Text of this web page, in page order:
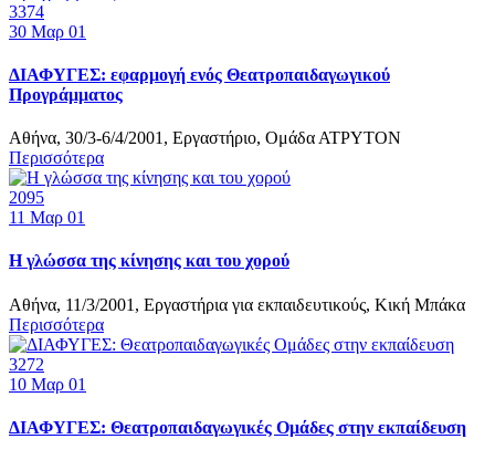
3374
30 Μαρ 01
ΔΙΑΦΥΓΕΣ: εφαρμογή ενός Θεατροπαιδαγωγικού
Προγράμματος
Αθήνα, 30/3-6/4/2001, Εργαστήριο, Ομάδα ΑΤΡΥΤΟΝ
Περισσότερα
2095
11 Μαρ 01
Η γλώσσα της κίνησης και του χορού
Αθήνα, 11/3/2001, Εργαστήρια για εκπαιδευτικούς, Κική Μπάκα
Περισσότερα
3272
10 Μαρ 01
ΔΙΑΦΥΓΕΣ: Θεατροπαιδαγωγικές Ομάδες στην εκπαίδευση